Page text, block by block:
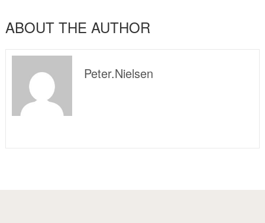
ABOUT THE AUTHOR
Peter.nielsen